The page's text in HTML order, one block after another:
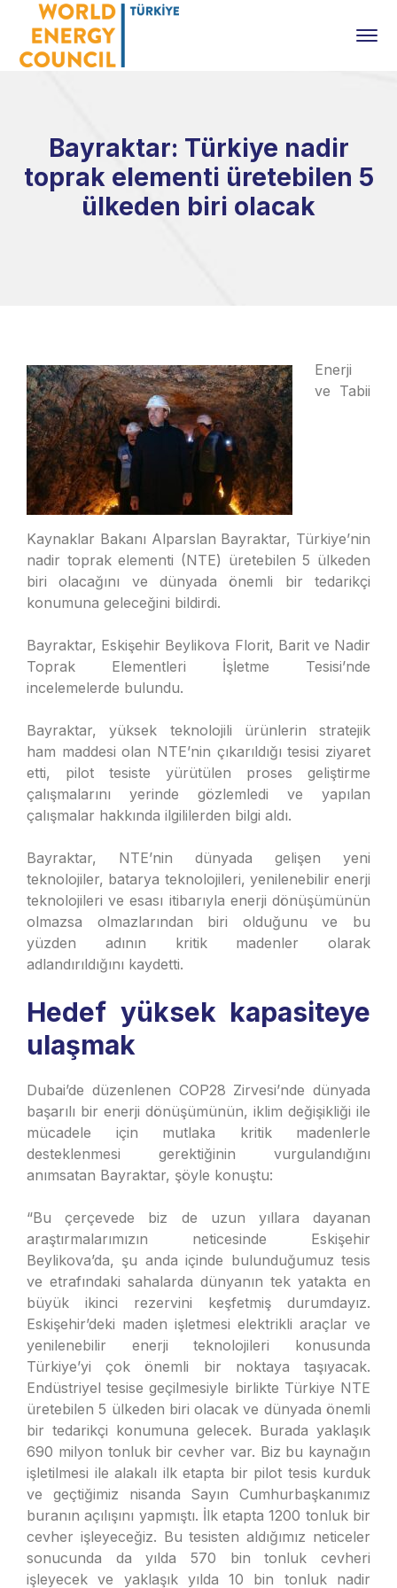
Bayraktar: Türkiye nadir
toprak elementi üretebilen 5
ülkeden biri olacak
Enerji
ve Tabii
Kaynaklar Bakanı Alparslan Bayraktar, Türkiye’nin
nadir toprak elementi (NTE) üretebilen 5 ülkeden
biri olacağını ve dünyada önemli bir tedarikçi
konumuna geleceğini bildirdi.
Bayraktar, Eskişehir Beylikova Florit, Barit ve Nadir
Toprak Elementleri İşletme Tesisi’nde
incelemelerde bulundu.
Bayraktar, yüksek teknolojili ürünlerin stratejik
ham maddesi olan NTE’nin çıkarıldığı tesisi ziyaret
etti, pilot tesiste yürütülen proses geliştirme
çalışmalarını yerinde gözlemledi ve yapılan
çalışmalar hakkında ilgililerden bilgi aldı.
Bayraktar, NTE’nin dünyada gelişen yeni
teknolojiler, batarya teknolojileri, yenilenebilir enerji
teknolojileri ve esası itibarıyla enerji dönüşümünün
olmazsa olmazlarından biri olduğunu ve bu
yüzden adının kritik madenler olarak
adlandırıldığını kaydetti.
Hedef yüksek kapasiteye
ulaşmak
Dubai’de düzenlenen COP28 Zirvesi’nde dünyada
başarılı bir enerji dönüşümünün, iklim değişikliği ile
mücadele için mutlaka kritik madenlerle
desteklenmesi gerektiğinin vurgulandığını
anımsatan Bayraktar, şöyle konuştu:
“Bu çerçevede biz de uzun yıllara dayanan
araştırmalarımızın neticesinde Eskişehir
Beylikova’da, şu anda içinde bulunduğumuz tesis
ve etrafındaki sahalarda dünyanın tek yatakta en
büyük ikinci rezervini keşfetmiş durumdayız.
Eskişehir’deki maden işletmesi elektrikli araçlar ve
yenilenebilir enerji teknolojileri konusunda
Türkiye’yi çok önemli bir noktaya taşıyacak.
Endüstriyel tesise geçilmesiyle birlikte Türkiye NTE
üretebilen 5 ülkeden biri olacak ve dünyada önemli
bir tedarikçi konumuna gelecek. Burada yaklaşık
690 milyon tonluk bir cevher var. Biz bu kaynağın
işletilmesi ile alakalı ilk etapta bir pilot tesis kurduk
ve geçtiğimiz nisanda Sayın Cumhurbaşkanımız
buranın açılışını yapmıştı. İlk etapta 1200 tonluk bir
cevher işleyeceğiz. Bu tesisten aldığımız neticeler
sonucunda da yılda 570 bin tonluk cevheri
işleyecek ve yaklaşık yılda 10 bin tonluk nadir